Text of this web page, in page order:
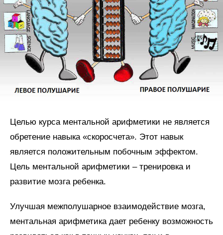
Целью курса ментальной арифметики не является
обретение навыка «скоросчета». Этот навык
является положительным побочным эффектом.
Цель ментальной арифметики – тренировка и
развитие мозга ребенка.
Улучшая межполушарное взаимодействие мозга,
ментальная арифметика дает ребенку возможность